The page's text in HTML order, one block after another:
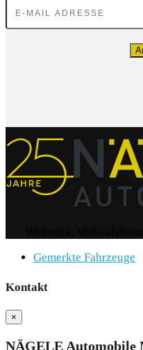
Gemerkte Fahrzeuge
Kontakt
×
NÄGELE Automobile